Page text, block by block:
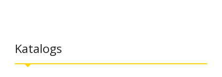
Katalogs